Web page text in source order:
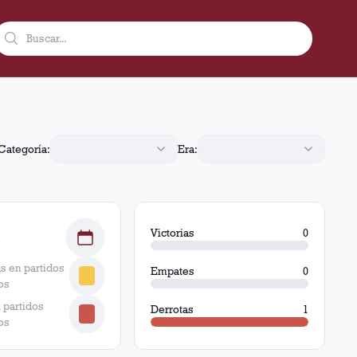
Era:
en partidos
partidos
Victorias 0
Empates 0
Derrotas 1